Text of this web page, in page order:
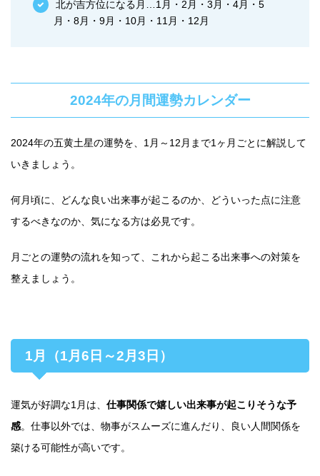
北が吉方位になる月…1月・2月・3月・4月・5
月・8月・9月・10月・11月・12月
2024年の月間運勢カレンダー
2024年の五黄土星の運勢を、1月～12月まで1ヶ月ごとに解説して
いきましょう。
何月頃に、どんな良い出来事が起こるのか、どういった点に注意
するべきなのか、気になる方は必見です。
月ごとの運勢の流れを知って、これから起こる出来事への対策を
整えましょう。
1月（1月6日～2月3日）
運気が好調な1月は、 仕事関係で嬉しい出来事が起こりそうな予
感。仕事以外では、物事がスムーズに進んだり、良い人間関係を
築ける可能性が高いです。